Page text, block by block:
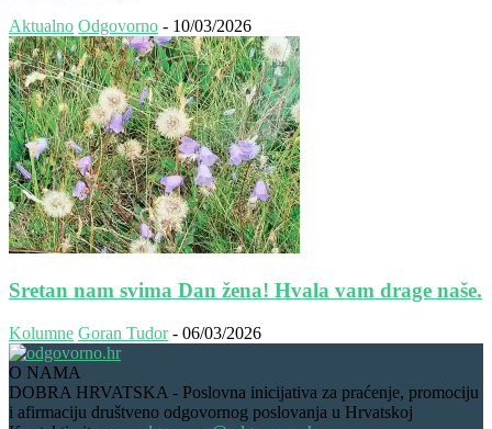
Aktualno Odgovorno - 10/03/2026
Sretan nam svima Dan žena! Hvala vam drage naše.
Kolumne Goran Tudor - 06/03/2026
O NAMA
DOBRA HRVATSKA - Poslovna inicijativa za praćenje, promociju
i afirmaciju društveno odgovornog poslovanja u Hrvatskoj